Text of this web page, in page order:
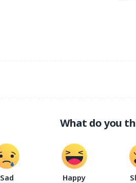
What do you
Sad Happy